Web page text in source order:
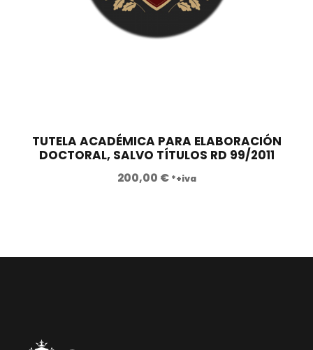
TUTELA ACADÉMICA PARA ELABORACIÓN
DOCTORAL, SALVO TÍTULOS RD 99/2011
200,00 € *+iva